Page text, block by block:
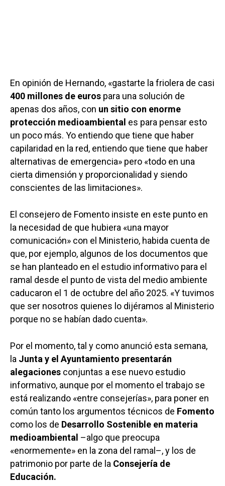
En opinión de Hernando, «gastarte la friolera de casi
400 millones de euros para una solución de
apenas dos años, con un sitio con enorme
protección medioambiental es para pensar esto
un poco más. Yo entiendo que tiene que haber
capilaridad en la red, entiendo que tiene que haber
alternativas de emergencia» pero «todo en una
cierta dimensión y proporcionalidad y siendo
conscientes de las limitaciones».
El consejero de Fomento insiste en este punto en
la necesidad de que hubiera «una mayor
comunicación» con el Ministerio, habida cuenta de
que, por ejemplo, algunos de los documentos que
se han planteado en el estudio informativo para el
ramal desde el punto de vista del medio ambiente
caducaron el 1 de octubre del año 2025. «Y tuvimos
que ser nosotros quienes lo dijéramos al Ministerio
porque no se habían dado cuenta».
Por el momento, tal y como anunció esta semana,
la Junta y el Ayuntamiento presentarán
alegaciones conjuntas a ese nuevo estudio
informativo, aunque por el momento el trabajo se
está realizando «entre consejerías», para poner en
común tanto los argumentos técnicos de Fomento
como los de Desarrollo Sostenible en materia
medioambiental –algo que preocupa
«enormemente» en la zona del ramal–, y los de
patrimonio por parte de la Consejería de
Educación.